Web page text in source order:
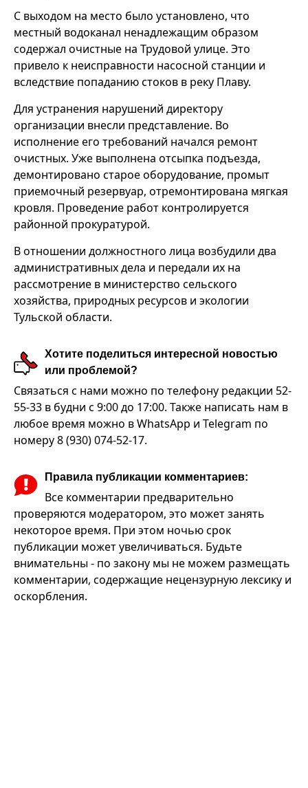
С выходом на место было установлено, что
местный водоканал ненадлежащим образом
содержал очистные на Трудовой улице. Это
привело к неисправности насосной станции и
вследствие попаданию стоков в реку Плаву.
Для устранения нарушений директору
организации внесли представление. Во
исполнение его требований начался ремонт
очистных. Уже выполнена отсыпка подъезда,
демонтировано старое оборудование, промыт
приемочный резервуар, отремонтирована мягкая
кровля. Проведение работ контролируется
районной прокуратурой.
В отношении должностного лица возбудили два
административных дела и передали их на
рассмотрение в министерство сельского
хозяйства, природных ресурсов и экологии
Тульской области.
Хотите поделиться интересной новостью
или проблемой?
Связаться с нами можно по телефону редакции 52-
55-33 в будни с 9:00 до 17:00. Также написать нам в
любое время можно в WhatsApp и Telegram по
номеру 8 (930) 074-52-17.
Правила публикации комментариев:
Все комментарии предварительно
проверяются модератором, это может занять
некоторое время. При этом ночью срок
публикации может увеличиваться. Будьте
внимательны - по закону мы не можем размещать
комментарии, содержащие нецензурную лексику и
оскорбления.